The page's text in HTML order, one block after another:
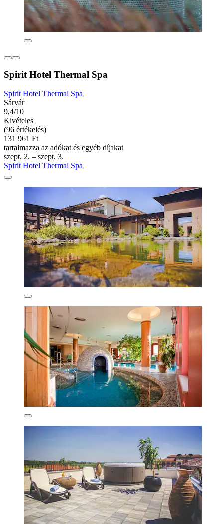
Spirit Hotel Thermal Spa
Spirit Hotel Thermal Spa
Sárvár
9,4/10
Kivételes
(96 értékelés)
131 961 Ft
tartalmazza az adókat és egyéb díjakat
szept. 2. – szept. 3.
Spirit Hotel Thermal Spa